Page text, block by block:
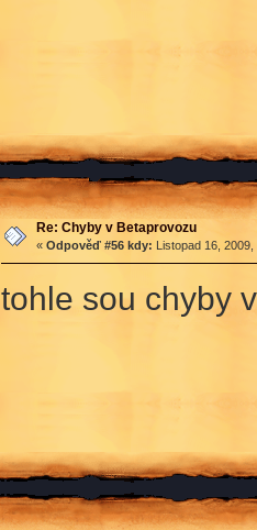
Re: Chyby v Betaprovozu
« Odpověď #56 kdy: Listopad 16,
tohle sou chyby